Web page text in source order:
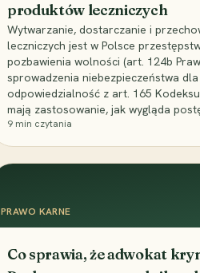
produktów leczniczych
Wytwarzanie, dostarczanie i
leczniczych jest w Polsce
pozbawienia wolności (art. 124b
sprowadzenia niebezpieczeństwa
odpowiedzialność z art. 165
mają zastosowanie, jak wygląda
9 min czytania
PRAWO KARNE
Co sprawia, że adwokat